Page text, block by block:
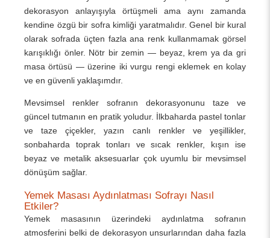
dekorasyon anlayışıyla örtüşmeli ama aynı zamanda
kendine özgü bir sofra kimliği yaratmalıdır. Genel bir kural
olarak sofrada üçten fazla ana renk kullanmamak görsel
karışıklığı önler. Nötr bir zemin — beyaz, krem ya da gri
masa örtüsü — üzerine iki vurgu rengi eklemek en kolay
ve en güvenli yaklaşımdır.
Mevsimsel renkler sofranın dekorasyonunu taze ve
güncel tutmanın en pratik yoludur. İlkbaharda pastel tonlar
ve taze çiçekler, yazın canlı renkler ve yeşillikler,
sonbaharda toprak tonları ve sıcak renkler, kışın ise
beyaz ve metalik aksesuarlar çok uyumlu bir mevsimsel
dönüşüm sağlar.
Yemek Masası Aydınlatması Sofrayı Nasıl
Etkiler?
Yemek masasının üzerindeki aydınlatma sofranın
atmosferini belki de dekorasyon unsurlarından daha fazla